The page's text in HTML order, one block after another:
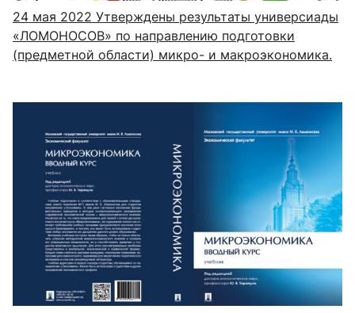
24 мая 2022 Утверждены результаты универсиады
«ЛОМОНОСОВ» по направлению подготовки
(предметной области) микро- и макроэкономика.